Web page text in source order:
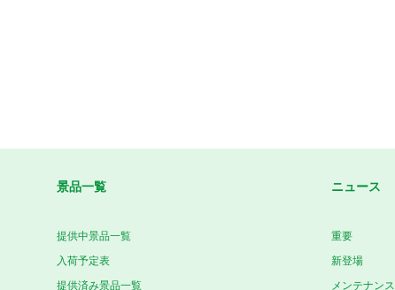
景品一覧
提供中景品一覧
入荷予定表
提供済み景品一覧
ニュース
重要
新登場
メンテナンス